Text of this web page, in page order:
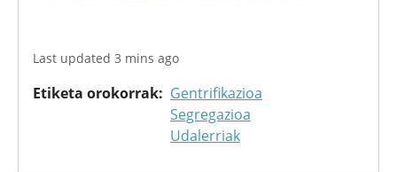
Last updated 3 mins ago
Etiketa orokorrak
Gentrifikazioa
Segregazioa
Udalerriak